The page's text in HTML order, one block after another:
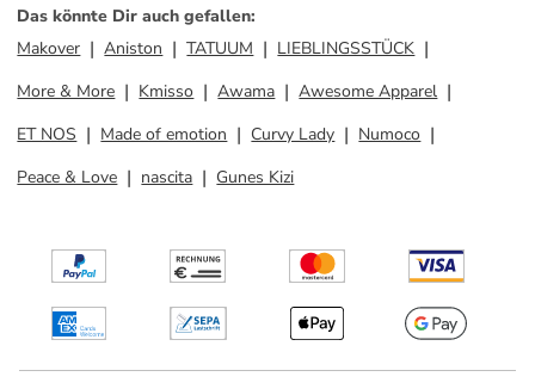
Das könnte Dir auch gefallen:
Makover
Aniston TATUUM
LIEBLINGSSTÜCK
More & More
Kmisso Awama
Awesome Apparel
ET NOS
Made of emotion Curvy Lady
Numoco
Peace & Love
nascita Gunes Kizi